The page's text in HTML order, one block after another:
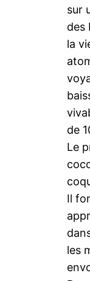
sur
des
la
de
Le
Il
les